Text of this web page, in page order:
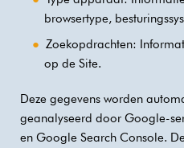
browsertype,
Zoekopdrachten:
op de Site.
Deze gegevens worden
geanalyseerd door Google-
en Google Search Console.